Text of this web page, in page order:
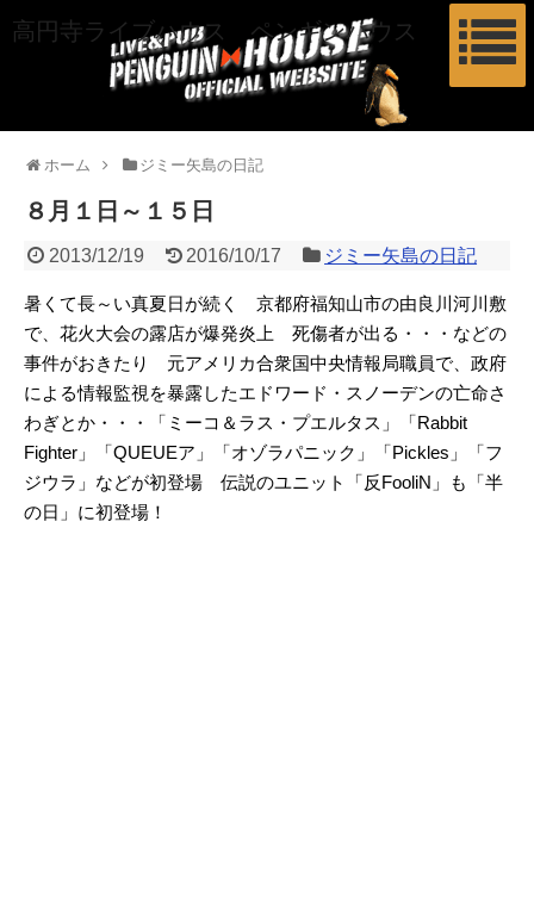
高円寺ライブハウス ペンギンハウス
ホーム ジミー矢島の日記
８月１日～１５日
2013/12/19 2016/10/17 ジミー矢島の日記
暑くて長～い真夏日が続く 京都府福知山市の由良川河川敷
で、花火大会の露店が爆発炎上 死傷者が出る・・・などの
事件がおきたり 元アメリカ合衆国中央情報局職員で、政府
による情報監視を暴露したエドワード・スノーデンの亡命さ
わぎとか・・・「ミーコ＆ラス・プエルタス」「Rabbit
Fighter」「QUEUEア」「オゾラパニック」「Pickles」「フ
ジウラ」などが初登場 伝説のユニット「反FooliN」も「半
の日」に初登場！